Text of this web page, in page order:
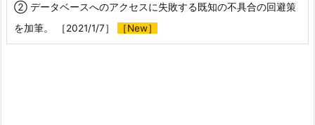
② データベースへのアクセスに失敗する既知の不具合の回避策
を加筆。 ［2021/1/7］
［New］